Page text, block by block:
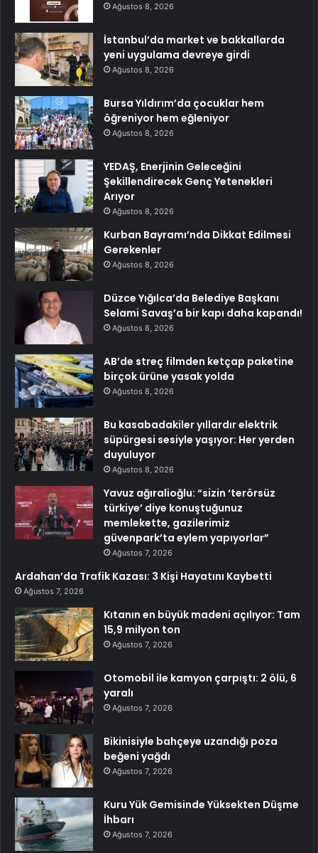
Ağustos 8, 2026
İstanbul’da market ve bakkallarda
yeni uygulama devreye girdi
Ağustos 8, 2026
Bursa Yıldırım’da çocuklar hem
öğreniyor hem eğleniyor
Ağustos 8, 2026
YEDAŞ, Enerjinin Geleceğini
Şekillendirecek Genç Yetenekleri
Arıyor
Ağustos 8, 2026
Kurban Bayramı’nda Dikkat Edilmesi
Gerekenler
Ağustos 8, 2026
Düzce Yığılca’da Belediye Başkanı
Selami Savaş’a bir kapı daha kapandı!
Ağustos 8, 2026
AB’de streç filmden ketçap paketine
birçok ürüne yasak yolda
Ağustos 8, 2026
Bu kasabadakiler yıllardır elektrik
süpürgesi sesiyle yaşıyor: Her yerden
duyuluyor
Ağustos 8, 2026
Yavuz ağıralioğlu: “sizin ‘terörsüz
türkiye’ diye konuştuğunuz
memlekette, gazilerimiz
güvenpark’ta eylem yapıyorlar”
Ağustos 7, 2026
Ardahan’da Trafik Kazası: 3 Kişi Hayatını Kaybetti
Ağustos 7, 2026
Kıtanın en büyük madeni açılıyor: Tam
15,9 milyon ton
Ağustos 7, 2026
Otomobil ile kamyon çarpıştı: 2 ölü, 6
yaralı
Ağustos 7, 2026
Bikinisiyle bahçeye uzandığı poza
beğeni yağdı
Ağustos 7, 2026
Kuru Yük Gemisinde Yüksekten Düşme
İhbarı
Ağustos 7, 2026